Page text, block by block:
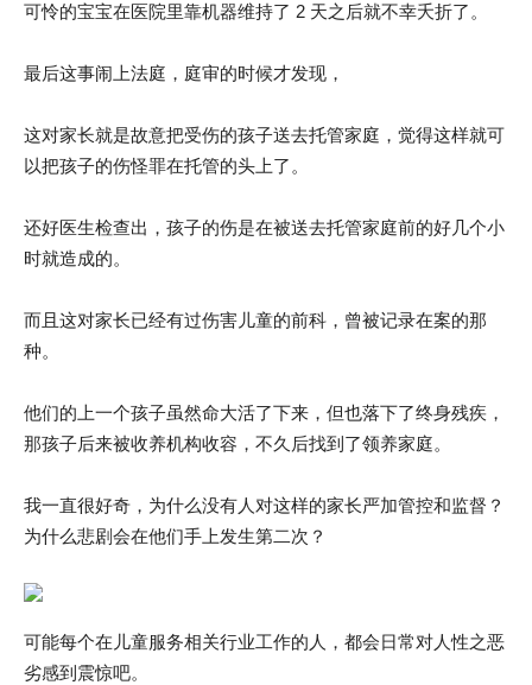
可怜的宝宝在医院里靠机器维持了 2 天之后就不幸夭折了。
最后这事闹上法庭，庭审的时候才发现，
这对家长就是故意把受伤的孩子送去托管家庭，觉得这样就可
以把孩子的伤怪罪在托管的头上了。
还好医生检查出，孩子的伤是在被送去托管家庭前的好几个小
时就造成的。
而且这对家长已经有过伤害儿童的前科，曾被记录在案的那
种。
他们的上一个孩子虽然命大活了下来，但也落下了终身残疾，
那孩子后来被收养机构收容，不久后找到了领养家庭。
我一直很好奇，为什么没有人对这样的家长严加管控和监督？
为什么悲剧会在他们手上发生第二次？
可能每个在儿童服务相关行业工作的人，都会日常对人性之恶
劣感到震惊吧。